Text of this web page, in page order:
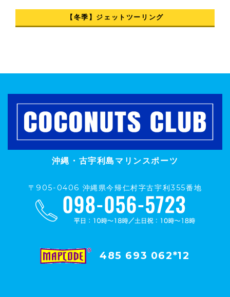
【冬季】ジェットツーリング
沖縄・古宇利島マリンスポーツ
〒905-0406 沖縄県今帰仁村字古宇利355番地
485 693 062*12